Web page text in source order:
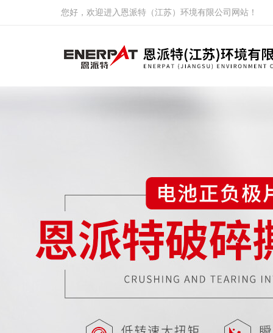
您好，欢迎进入恩派特（江苏）环境有限公司网站！